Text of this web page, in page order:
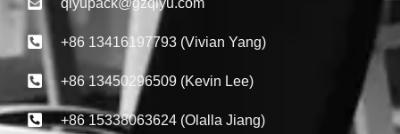
+86 13416197793 (Vivian Yang)
+86 13450296509 (Kevin Lee)
+86 15338063624 (Olalla Jiang)